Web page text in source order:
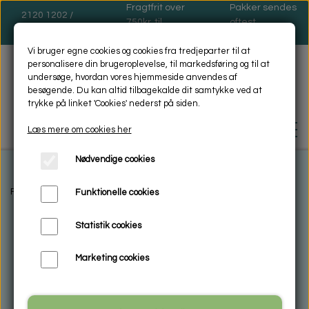
2120 1202 /
Fragtfrit over
750kr. til
Pakker sendes
oftest
FORSIDE
BIOSOL - MILJØVENLIG -
RENGØRING
Forside Galleri shop Kunstkort
Vi bruger egne cookies og cookies fra tredjeparter til at
personalisere din brugeroplevelse, til markedsføring og til at
undersøge, hvordan vores hjemmeside anvendes af
besøgende. Du kan altid tilbagekalde dit samtykke ved at
trykke på linket 'Cookies' nederst på siden.
Læs mere om cookies her
Nødvendige cookies
Funktionelle cookies
Statistik cookies
Marketing cookies